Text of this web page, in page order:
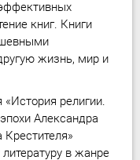
книг. Книги
жизнь, мир и
религии.
Александра
в жанре